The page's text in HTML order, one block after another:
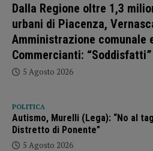
Dalla Regione oltre 1,3
urbani di Piacenza,
Amministrazione comunale
Commercianti: “Soddisfatti”
5 Agosto 2026
POLITICA
Autismo, Murelli (Lega): “No al
Distretto di Ponente”
5 Agosto 2026